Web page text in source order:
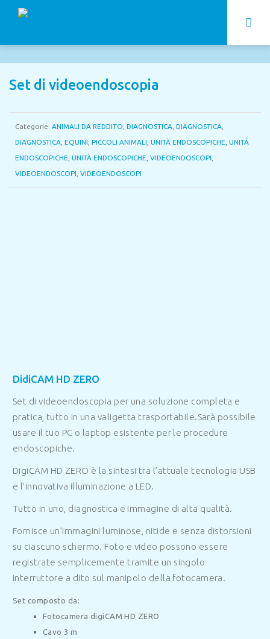
Set di videoendoscopia
Categorie: ANIMALI DA REDDITO DIAGNOSTICA DIAGNOSTICA
DIAGNOSTICA EQUINI PICCOLI ANIMALI UNITÀ ENDOSCOPICHE UNITÀ
ENDOSCOPICHE UNITÀ ENDOSCOPICHE VIDEOENDOSCOPI
VIDEOENDOSCOPI VIDEOENDOSCOPI
DidiCAM HD ZERO
Set di videoendoscopia per una soluzione completa e
pratica, tutto in una valigetta trasportabile.Sarà possibile
usare il tuo PC o laptop esistente per le procedure
endoscopiche.
DigiCAM HD ZERO è la sintesi tra l’attuale tecnologia USB
e l’innovativa illuminazione a LED.
Tutto in uno, diagnostica e immagine di alta qualità.
Fornisce un’immagini luminose, nitide e senza distorsioni
su ciascuno schermo. Foto e video possono essere
registrate semplicemente tramite un singolo
interruttore a dito sul manipolo della fotocamera.
Set composto da:
Fotocamera digiCAM HD ZERO
Cavo 3 m